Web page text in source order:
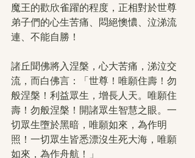
魔王的歡欣雀躍的程度，正相對於世尊
弟子們的心生苦痛、悶絕懊憹、泣涕流
連、不能自勝！
諸丘聞佛將入涅槃，心大苦痛，涕泣交
流，而白佛言：「世尊！唯願住壽！勿
般涅槃！利益眾生，增長人天。唯願住
壽！勿般涅槃！開諸眾生智慧之眼。一
切眾生墮於黑暗，唯願如來，為作明
照！一切眾生皆悉漂沒生死大海，唯願
如來，為作舟航！」